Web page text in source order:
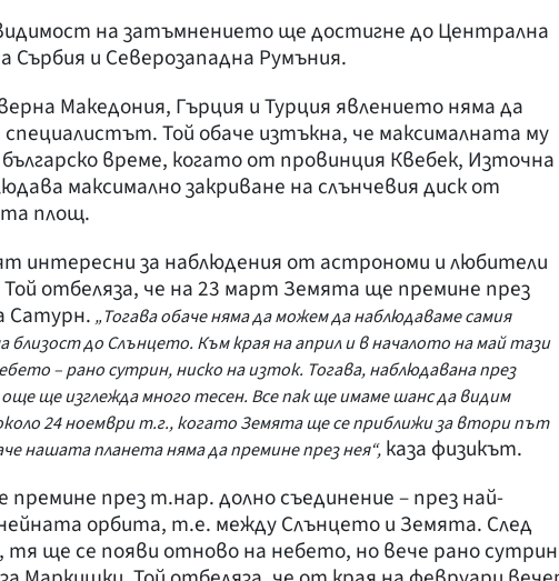
на затъмнението ще достигне до Централна
и Северозападна Румъния.
Македония, Гърция и Турция явлението няма да
Той обаче изтъкна, че максималната му
време, когато от провинция Квебек, Източна
максимално закриване на слънчевия диск от
площ.
интересни за наблюдения от астрономи и любители
отбеляза, че на 23 март Земята ще премине през
Сатурн. „Тогава обаче няма да можем да наблюдаваме самия
до Слънцето. Към края на април и в началото на май тази
– рано сутрин, ниско на изток. Тогава, наблюдавана през
ще изглежда много тесен. Все пак ще имаме шанс да видим
24 ноември т.г., когато Земята ще се приближи за втори път
нашата планета няма да премине през нея“, каза физикът.
през т.нар. долно съединение – през най-
орбита, т.е. между Слънцето и Земята. След
ще се появи отново на небето, но вече рано сутрин